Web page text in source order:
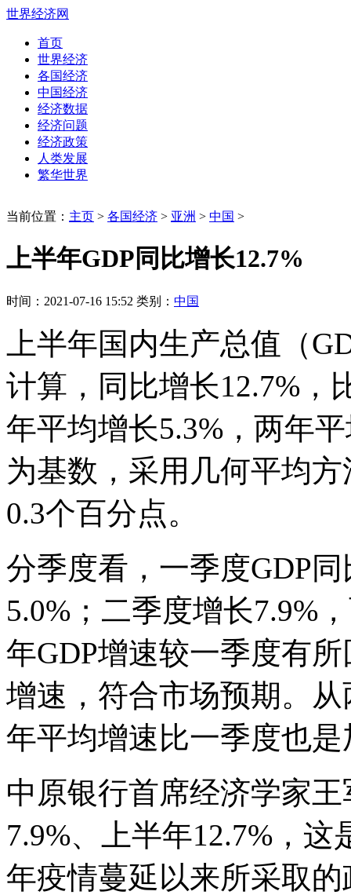
世界经济网
首页
世界经济
各国经济
中国经济
经济数据
经济问题
经济政策
人类发展
繁华世界
当前位置： 主页 > 各国经济 > 亚洲 > 中国 >
上半年GDP同比增长12.7%
时间：2021-07-16 15:52 类别： 中国
上半年国内生产总值（
计算，同比增长12.7%，
年平均增长5.3%，两年
为基数，采用几何平均
0.3个百分点。
分季度看，一季度GDP
5.0%；二季度增长7.9%
年GDP增速较一季度有
增速，符合市场预期。
年平均增速比一季度也
中原银行首席经济学家
7.9%、上半年12.7%，
年疫情蔓延以来所采取